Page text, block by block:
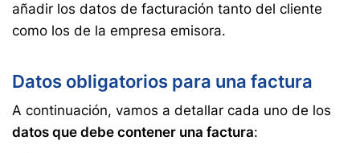
añadir los datos de facturación tanto del cliente
como los de la empresa emisora.
Datos obligatorios para una factura
A continuación, vamos a detallar cada uno de los
datos que debe contener una factura: